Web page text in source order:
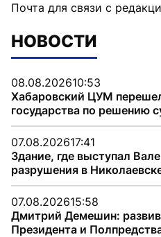
Почта для связи с
НОВОСТИ
08.08.202610:53
Хабаровский ЦУМ
государства по решению
07.08.202617:41
Здание, где выступал
разрушения в
07.08.202615:58
Дмитрий Демешин:
Президента и